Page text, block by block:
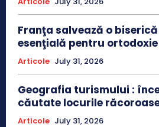
Franţa salvează o
esenţială pentru ortodoxie
Articole July 31, 2026
Geografia turismului :
căutate locurile
Articole July 31, 2026